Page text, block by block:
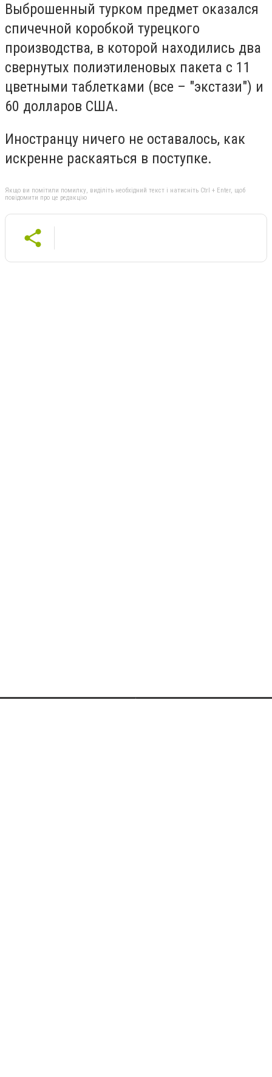
Выброшенный турком предмет оказался
спичечной коробкой турецкого
производства, в которой находились два
свернутых полиэтиленовых пакета с 11
цветными таблетками (все – "экстази") и
60 долларов США.
Иностранцу ничего не оставалось, как
искренне раскаяться в поступке.
Якщо ви помітили помилку, виділіть необхідний текст і натисніть Ctrl + Enter, щоб
повідомити про це редакцію